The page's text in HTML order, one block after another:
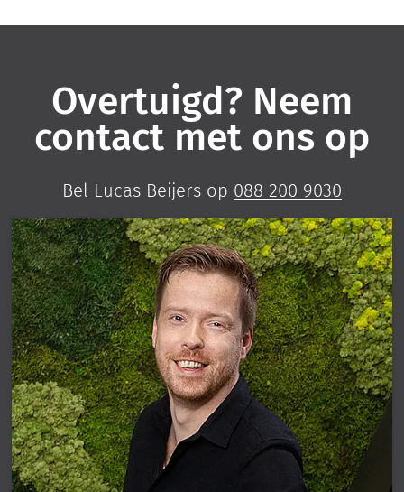
Overtuigd? Neem
contact met ons op
Bel Lucas Beijers op 088 200 9030